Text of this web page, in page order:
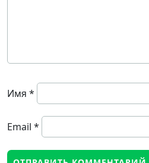
Имя *
Email *